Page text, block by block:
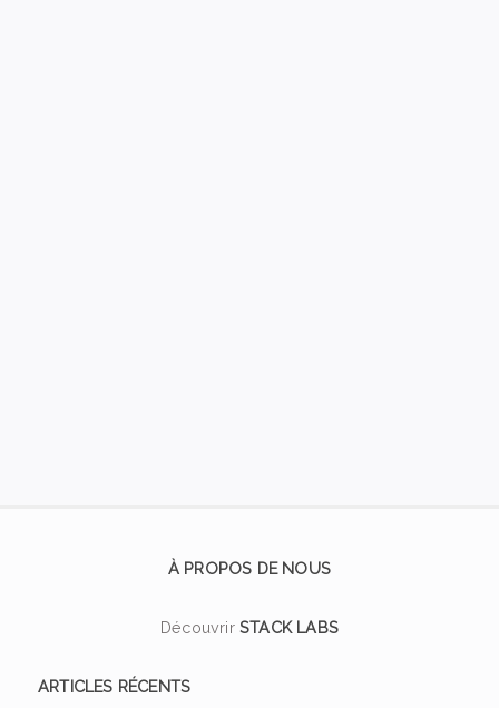
À PROPOS DE NOUS
Découvrir STACK LABS
ARTICLES RÉCENTS